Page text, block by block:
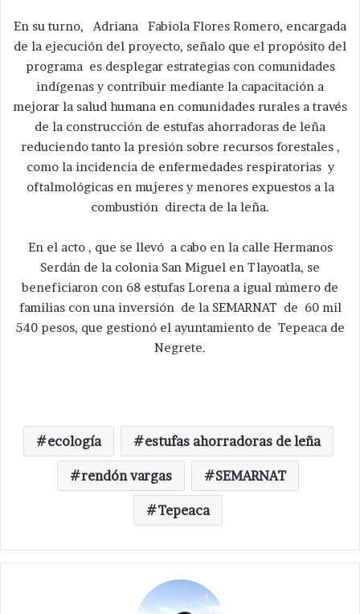
En su turno, Adriana Fabiola Flores Romero, encargada
de la ejecución del proyecto, señalo que el propósito del
programa es desplegar estrategias con comunidades
indígenas y contribuir mediante la capacitación a
mejorar la salud humana en comunidades rurales a través
de la construcción de estufas ahorradoras de leña
reduciendo tanto la presión sobre recursos forestales ,
como la incidencia de enfermedades respiratorias y
oftalmológicas en mujeres y menores expuestos a la
combustión directa de la leña.
En el acto , que se llevó a cabo en la calle Hermanos
Serdán de la colonia San Miguel en Tlayoatla, se
beneficiaron con 68 estufas Lorena a igual número de
familias con una inversión de la SEMARNAT de 60 mil
540 pesos, que gestionó el ayuntamiento de Tepeaca de
Negrete.
ecología estufas ahorradoras de leña
rendón vargas SEMARNAT
Tepeaca